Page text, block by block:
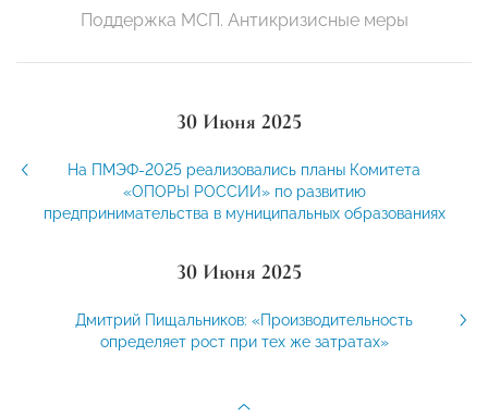
Поддержка МСП. Антикризисные меры
30 Июня 2025
На ПМЭФ-2025 реализовались планы Комитета
«ОПОРЫ РОССИИ» по развитию
предпринимательства в муниципальных образованиях
30 Июня 2025
Дмитрий Пищальников: «Производительность
определяет рост при тех же затратах»